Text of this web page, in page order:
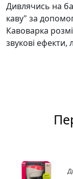
Дивлячись на
каву" за
Кавоварка
звукові ефекти,